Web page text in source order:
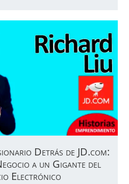
Detrás de JD.com:
a un Gigante del
Electrónico